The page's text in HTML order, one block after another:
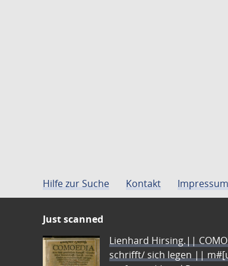
Hilfe zur Suche Kontakt Impressum
Just scanned
Lienhard Hirsing.||
schrifft/ sich legen ||